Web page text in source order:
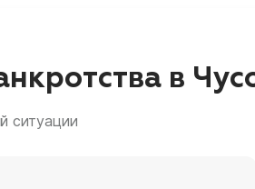
в
ситуации